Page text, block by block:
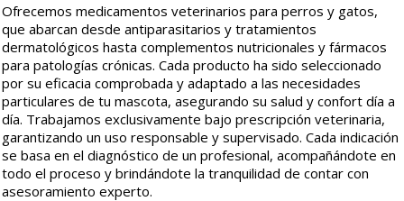
Ofrecemos medicamentos veterinarios para perros y gatos,
que abarcan desde antiparasitarios y tratamientos
dermatológicos hasta complementos nutricionales y fármacos
para patologías crónicas. Cada producto ha sido seleccionado
por su eficacia comprobada y adaptado a las necesidades
particulares de tu mascota, asegurando su salud y confort día a
día. Trabajamos exclusivamente bajo prescripción veterinaria,
garantizando un uso responsable y supervisado. Cada indicación
se basa en el diagnóstico de un profesional, acompañándote en
todo el proceso y brindándote la tranquilidad de contar con
asesoramiento experto.